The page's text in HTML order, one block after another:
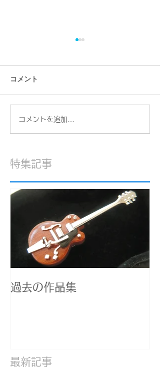
合同展『ねこぱ！』
コメント
コメントを追加…
特集記事
過去の作品集
最新記事